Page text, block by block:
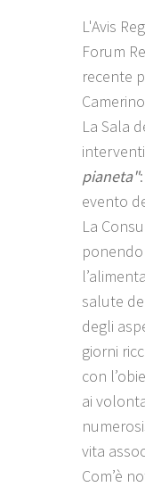
L'Avis
Forum
recente
La Sala
pianeta"
evento
La
salute
degli
giorni
con
ai
vita
Com’è